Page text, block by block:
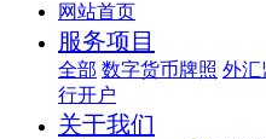
网站首页
服务项目
全部 数字货币牌照 外汇
行开户
关于我们